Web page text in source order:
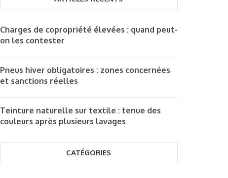
Charges de copropriété élevées : quand peut-
on les contester
Pneus hiver obligatoires : zones concernées
et sanctions réelles
Teinture naturelle sur textile : tenue des
couleurs après plusieurs lavages
CATÉGORIES